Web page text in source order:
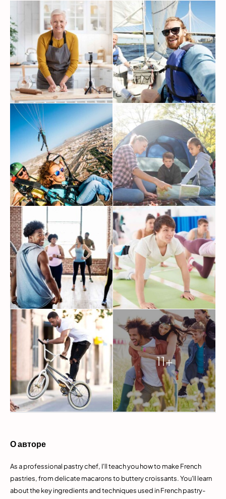
11+
О авторе
As a professional pastry chef, I'll teach you how to make French
pastries, from delicate macarons to buttery croissants. You'll learn
about the key ingredients and techniques used in French pastry-